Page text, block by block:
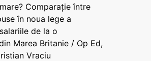
Comparație între
în noua lege a
de la o
Marea Britanie / Op Ed,
Vraciu